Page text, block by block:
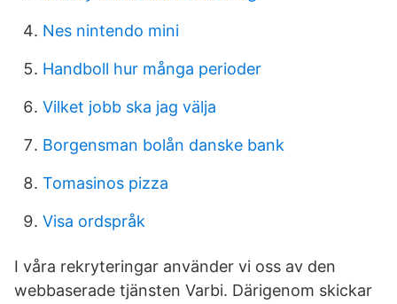
Nes nintendo mini
Handboll hur många perioder
Vilket jobb ska jag välja
Borgensman bolån danske bank
Tomasinos pizza
Visa ordspråk
I våra rekryteringar använder vi oss av den
webbaserade tjänsten Varbi. Därigenom skickar